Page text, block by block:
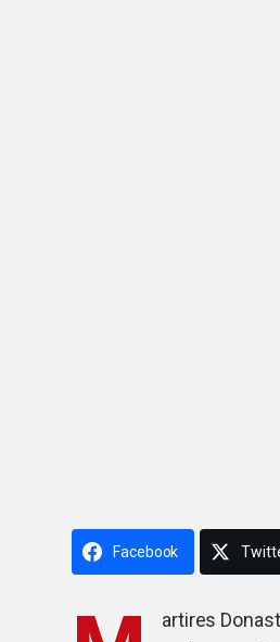
Facebook
artires